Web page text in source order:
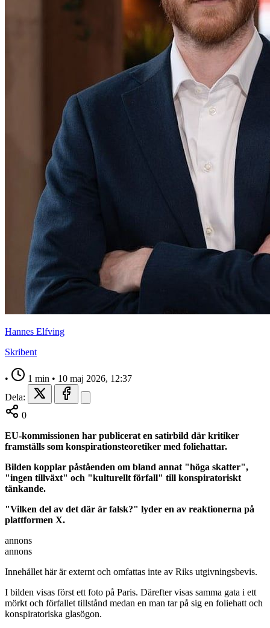
Hannes Elfving
Skribent
• 1 min • 10 maj 2026, 12:37
Dela:
0
EU-kommissionen har publicerat en satirbild där kritiker
framställs som konspirationsteoretiker med foliehattar.
Bilden kopplar påståenden om bland annat "höga skatter",
"ingen tillväxt" och "kulturellt förfall" till konspiratoriskt
tänkande.
"Vilken del av det där är falsk?" lyder en av reaktionerna på
plattformen X.
annons
annons
Innehållet här är externt och omfattas inte av Riks utgivningsbevis.
I bilden visas först ett foto på Paris. Därefter visas samma gata i ett
mörkt och förfallet tillstånd medan en man tar på sig en foliehatt och
konspiratoriska glasögon.